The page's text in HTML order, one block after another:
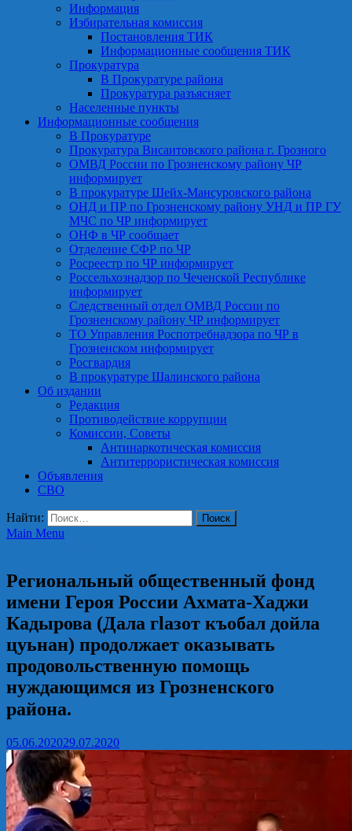
Информация
Избирательная комиссия
Постановления ТИК
Информационные сообщения ТИК
Прокуратура
В Прокуратуре района
Прокуратура разъясняет
Населенные пункты
Информационные сообщения
В Прокуратуре
Прокуратура Висаитовского района г. Грозного
ОМВД России по Грозненскому району ЧР
информирует
В прокуратуре Шейх-Мансуровского района
ОНД и ПР по Грозненскому району УНД и ПР ГУ
МЧС по ЧР информирует
ОНФ в ЧР сообщает
Отделение СФР по ЧР
Росреестр по ЧР информирует
Россельхознадзор по Чеченской Республике
информирует
Следственный отдел ОМВД России по
Грозненскому району ЧР информирует
ТО Управления Роспотребнадзора по ЧР в
Грозненском информирует
Росгвардия
В прокуратуре Шалинского района
Об издании
Редакция
Противодействие коррупции
Комиссии, Советы
Антинаркотическая комиссия
Антитеррористическая комиссия
Объявления
СВО
Найти:
Main Menu
Региональный общественный фонд
имени Героя России Ахмата-Хаджи
Кадырова (Дала гlазот къобал дойла
цуьнан) продолжает оказывать
продовольственную помощь
нуждающимся из Грозненского
района.⁣⁣⠀
05.06.202029.07.2020